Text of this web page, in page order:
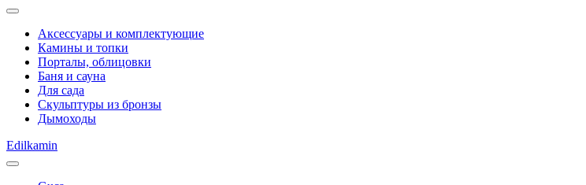
Аксессуары и комплектующие
Камины и топки
Порталы, облицовки
Баня и сауна
Для сада
Скульптуры из бронзы
Дымоходы
Edilkamin